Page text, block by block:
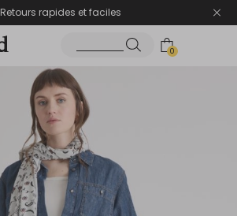
Retours rapides et faciles
0